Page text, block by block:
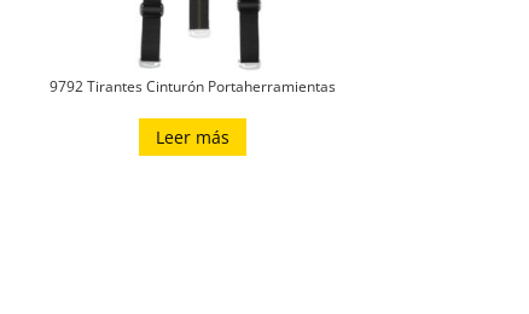
9792 Tirantes Cinturón Portaherramientas
Leer más